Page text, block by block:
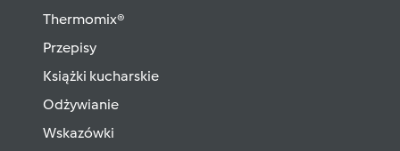
Thermomix®
Przepisy
Książki kucharskie
Odżywianie
Wskazówki